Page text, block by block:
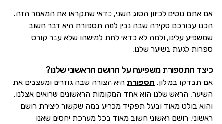
אם אתם נוטים לכיוון הסוג השני, כדאי שתקראו את המאמר הזה.
הכנו עבורכם סקירה שבה נבין למה תספורת היא דבר חשוב
שמשפיע עלינו, ולמה לא כדאי לתת למישהו שלא עבר קורס
ספרות לגעת בשיער שלנו.
כיצד התספורת משפיעה על הרושם הראשוני שלנו?
אם תבדקו במילון, תספורתהיא הצורה שבה גוזרים ומעצבים את
השיער. הראש שלנו הוא אחד המקומות הראשונים שרואים אצלנו,
והוא בולט מאוד ובעל תפקיד מכריע במה שקשור ליצירת רושם
ראשוני. רושם ראשוני חשוב מאוד בכל מערכת יחסים שאנו